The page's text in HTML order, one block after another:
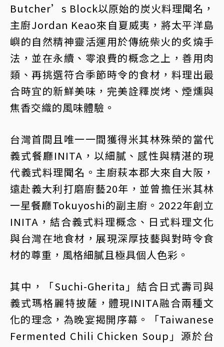
Butcher’s Block以原始的炭火料理聞名，
主廚Jordan Keao來自夏威夷，將太平洋島
嶼的自然精神靈活運用於傳統柴火的炙燒手
法，並在永續、零浪費的概念之上，善用肉
類、再挑選符合季節時令的食材，料理出最
合時宜的新鮮美味，完美詮釋炭烤、煙燻與
焦香交織的風味體驗。
台灣首間且唯一一間獲得米其林殊榮的當代
義式餐廳INITA，以細膩、感性與精湛的現
代義式料理聞名。主廚萩本郡大來自大阪，
遠赴義大利打磨廚藝20年，並曾擔任米其林
一星餐廳Tokuyoshi的副主廚。2022年創立
INITA，結合義式料理概念、日式料理文化
與台灣在地食材，展現深厚技藝與對時令食
材的尊重，風格細膩且極具個人色彩。
其中，「Suchi-Gherita」結合日式壽司與
義式瑪格麗特披薩，體現INITA融合兩種文
化的理念，為晚宴揭開序幕。「Taiwanese
Fermented Chili Chicken Soup」源於台